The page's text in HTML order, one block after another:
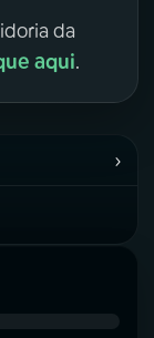
da
aqui.
›